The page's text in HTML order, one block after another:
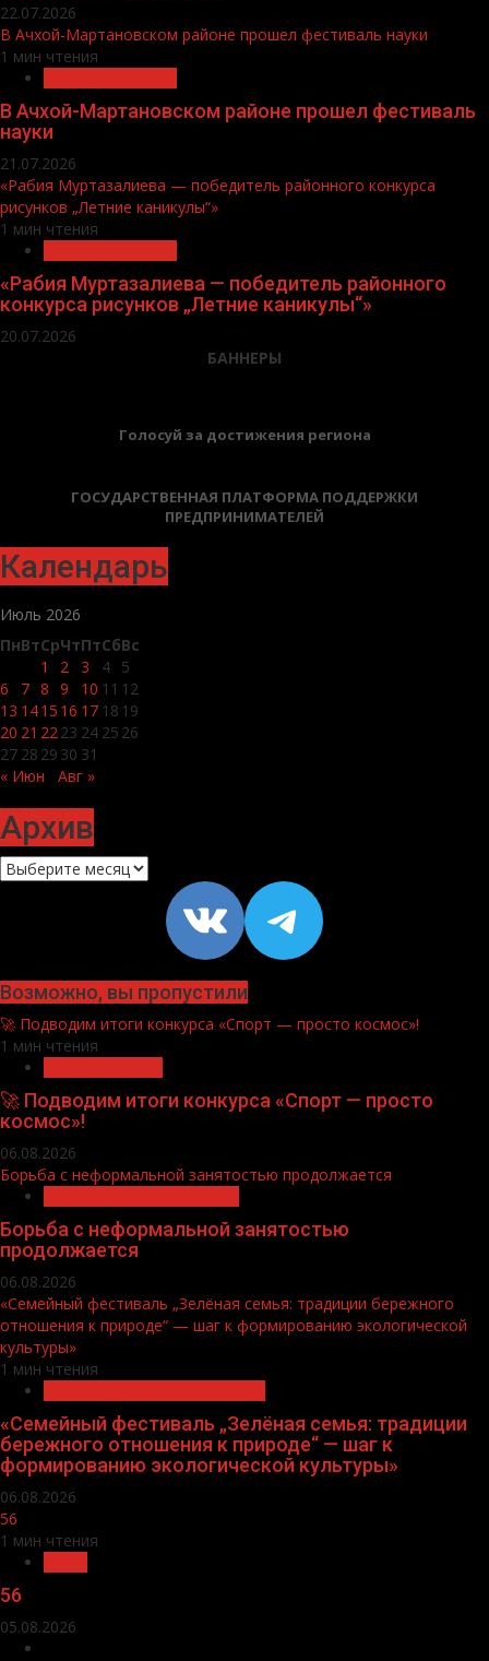
22.07.2026
В Ачхой-Мартановском районе прошел фестиваль науки
1 мин чтения
В Ачхой-Мартановском районе прошел фестиваль
науки
21.07.2026
«Рабия Муртазалиева — победитель районного конкурса
рисунков „Летние каникулы“»
1 мин чтения
«Рабия Муртазалиева — победитель районного
конкурса рисунков „Летние каникулы“»
20.07.2026
БАННЕРЫ
Голосуй за достижения региона
ГОСУДАРСТВЕННАЯ ПЛАТФОРМА ПОДДЕРЖКИ
ПРЕДПРИНИМАТЕЛЕЙ
Календарь
Июль 2026
ПнВтСрЧтПтСбВс
1
2 3 4 5
6
7 8 9 10 11 12
13 1415 16 17 18 19
20 21 2223 24 25 26
27 28 29 30 31
« Июн
Авг »
Архив
Архив
VK https://
Возможно, вы пропустили
🚀 Подводим итоги конкурса «Спорт — просто космос»!
1 мин чтения
🚀 Подводим итоги конкурса «Спорт — просто
космос»!
06.08.2026
Борьба с неформальной занятостью продолжается
Борьба с неформальной занятостью
продолжается
06.08.2026
«Семейный фестиваль „Зелёная семья: традиции бережного
отношения к природе“ — шаг к формированию экологической
культуры»
1 мин чтения
«Семейный фестиваль „Зелёная семья: традиции
бережного отношения к природе“ — шаг к
формированию экологической культуры»
06.08.2026
56
1 мин чтения
56
05.08.2026